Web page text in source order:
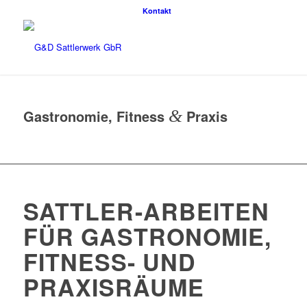
Kontakt
Gastronomie, Fitness &Praxis
SATTLER-ARBEITEN
FÜR GASTRONOMIE,
FITNESS- UND
PRAXISRÄUME